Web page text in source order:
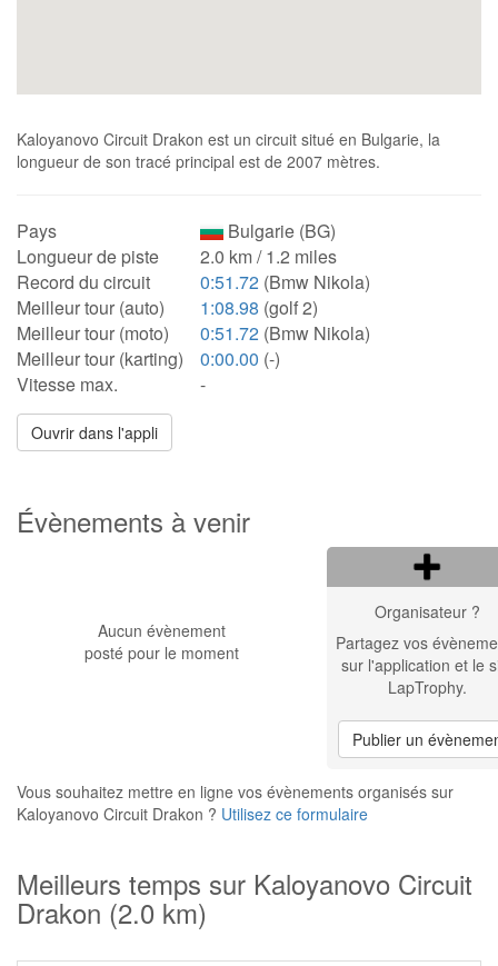
Kaloyanovo Circuit Drakon est un circuit situé en Bulgarie, la
longueur de son tracé principal est de 2007 mètres.
Pays
Bulgarie (BG)
Longueur de piste
2.0 km / 1.2 miles
Record du circuit
0:51.72 (Bmw Nikola)
Meilleur tour (auto)
1:08.98 (golf 2)
Meilleur tour (moto)
0:51.72 (Bmw Nikola)
Meilleur tour (karting)
0:00.00 (-)
Vitesse max.
-
Ouvrir dans l'appli
Évènements à venir
Aucun évènement
posté pour le moment
Organisateur ?
Partagez vos
sur l'application et le
LapTrophy.
Publier un
Vous souhaitez mettre en ligne vos évènements organisés sur
Kaloyanovo Circuit Drakon ? Utilisez ce formulaire
Meilleurs temps sur Kaloyanovo Circuit
Drakon (2.0 km)